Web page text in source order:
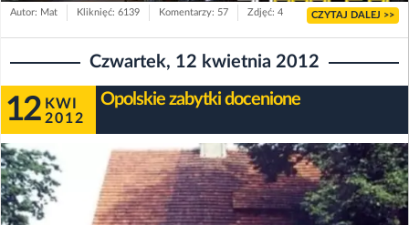
Autor: Mat Kliknięć: 6139 Komentarzy: 57 Zdjęć: 4 CZYTAJ DALEJ >>
Czwartek, 12 kwietnia 2012
12 KWI
2012
Opolskie zabytki docenione